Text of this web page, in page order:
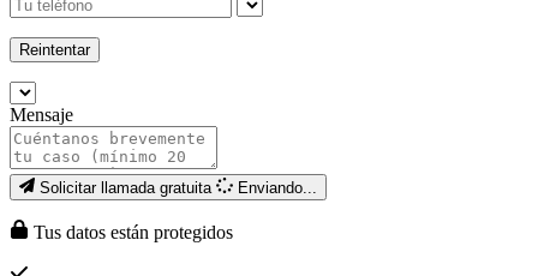
Reintentar
Mensaje
Solicitar llamada gratuita Enviando...
Tus datos están protegidos